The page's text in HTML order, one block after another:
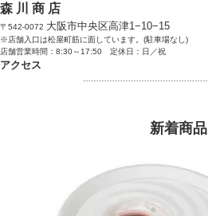
森 川 商 店
〒542-0072 大阪市中央区高津1−10−15
※店舗入口は松屋町筋に面しています。(駐車場なし)
店舗営業時間：8:30～17:50 定休日：日／祝
アクセス
新着商品